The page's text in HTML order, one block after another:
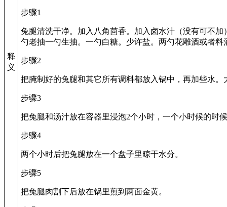
释
义
步骤1
兔腿清洗干净。加入八角茴香。加入卤水汁（没有可不
勺老抽一勺生抽。一勺白糖。少许盐。两勺花雕酒或者料
步骤2
把腌制好的兔腿和其它所有调料都放入锅中，再加些水。
步骤3
把兔腿和汤汁放在容器里浸泡2个小时，一个小时候的时
步骤4
两个小时后把兔腿放在一个盘子里晾干水分。
步骤5
把兔腿肉割下后放在锅里煎到两面金黄。